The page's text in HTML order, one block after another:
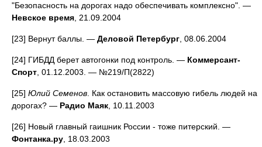
"Безопасность на дорогах надо обеспечивать комплексно". —
Невское время , 21.09.2004
[23] Вернут баллы. — Деловой Петербург , 08.06.2004
[24] ГИБДД берет автогонки под контроль. — Коммерсант-
Спорт , 01.12.2003. — №219/П(2822)
[25] Юлий Семенов . Как остановить массовую гибель людей на
дорогах? — Радио Маяк , 10.11.2003
[26] Новый главный гаишник России - тоже питерский. —
Фонтанка.ру , 18.03.2003